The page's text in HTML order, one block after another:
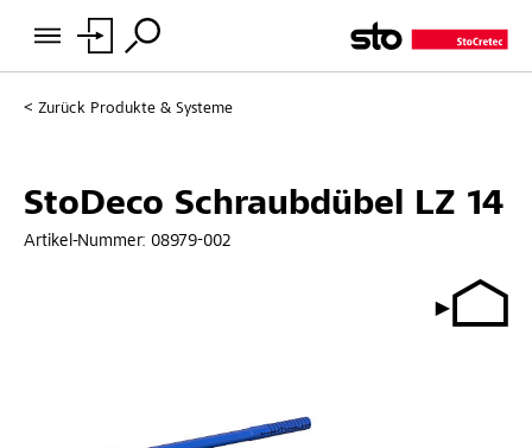
Zurück Produkte & Systeme
StoDeco Schraubdübel LZ 14
Artikel-Nummer: 08979-002